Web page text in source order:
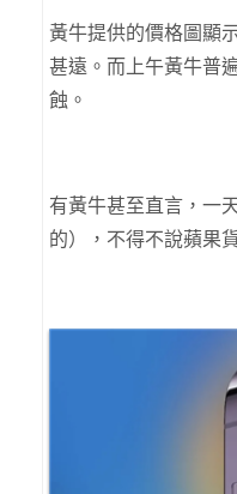
黃牛提供的價格圖顯
甚遠。而上午黃牛普
蝕。
有黃牛甚至直言，一
的），不得不說蘋果